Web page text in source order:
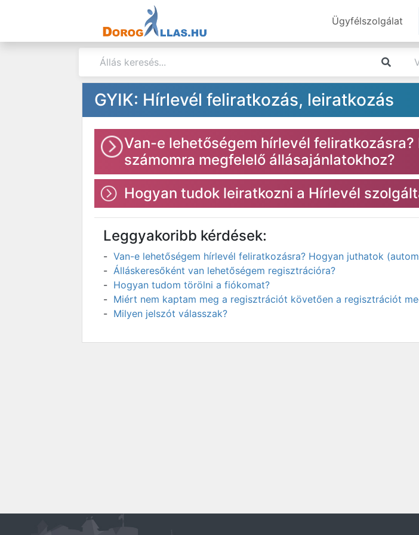
Ügyfélszolgálat
GYIK: Hírlevél feliratkozás, leiratkozás
Van-e lehetőségem hírlevél
számomra megfelelő állásajánlatokhoz?
Hogyan tudok leiratkozni a Hírlevél
Leggyakoribb kérdések:
Van-e lehetőségem hírlevél feliratkozásra? Hogyan juthatok
Álláskeresőként van lehetőségem regisztrációra?
Hogyan tudom törölni a fiókomat?
Miért nem kaptam meg a regisztrációt követően a regisztrációt
Milyen jelszót válasszak?